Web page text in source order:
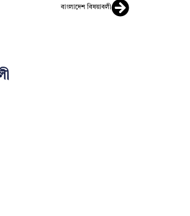
বাংলাদেশ বিষয়াবলী